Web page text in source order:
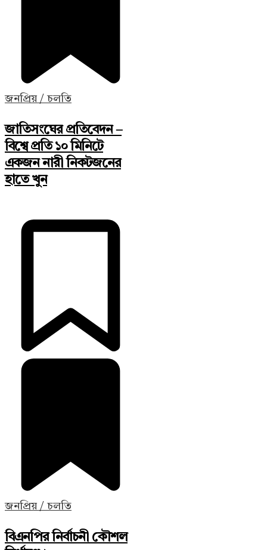
জনপ্রিয় / চলতি
জাতিসংঘের প্রতিবেদন –
বিশ্বে প্রতি ১০ মিনিটে
একজন নারী নিকটজনের
হাতে খুন
জনপ্রিয় / চলতি
বিএনপির নির্বাচনী কৌশল